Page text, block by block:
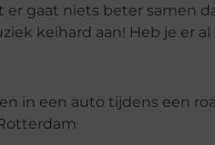
er gaat niets beter samen
keihard aan! Heb je er al